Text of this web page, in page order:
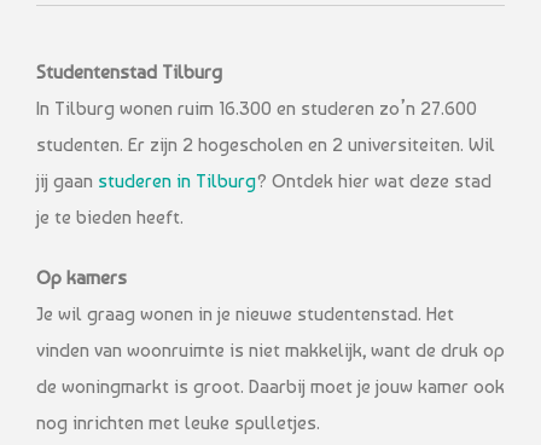
Studentenstad Tilburg
In Tilburg wonen ruim 16.300 en studeren zo’n 27.600
studenten. Er zijn 2 hogescholen en 2 universiteiten. Wil
jij gaan studeren in Tilburg? Ontdek hier wat deze stad
je te bieden heeft.
Op kamers
Je wil graag wonen in je nieuwe studentenstad. Het
vinden van woonruimte is niet makkelijk, want de druk op
de woningmarkt is groot. Daarbij moet je jouw kamer ook
nog inrichten met leuke spulletjes.